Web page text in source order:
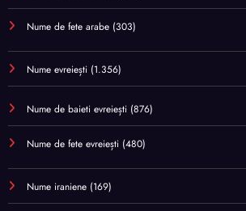
Nume de fete arabe (303)
Nume evreiești (1.356)
Nume de baieti evreiești (876)
Nume de fete evreiești (480)
Nume iraniene (169)